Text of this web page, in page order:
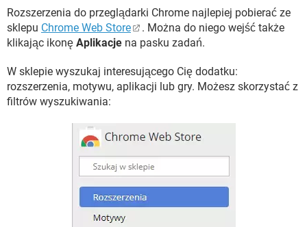
Rozszerzenia do przeglądarki Chrome najlepiej pobierać ze
sklepu Chrome Web Store
. Można do niego wejść także
klikając ikonę Aplikacje na pasku zadań.
W sklepie wyszukaj interesującego Cię dodatku:
rozszerzenia, motywu, aplikacji lub gry. Możesz skorzystać z
filtrów wyszukiwania: